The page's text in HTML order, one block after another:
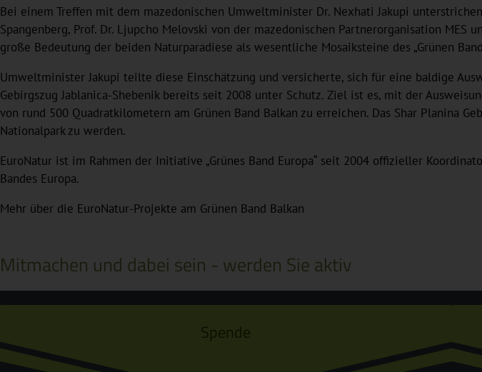
Bei einem Treffen mit dem mazedonischen Umweltminister Dr. Nexhati Jakupi
Spangenberg, Prof. Dr. Ljupcho Melovski von der mazedonischen Partnerorganisation
große Bedeutung der beiden Naturparadiese als wesentliche Mosaiksteine des „Grünen
Umweltminister Jakupi teilte diese Einschätzung und versicherte, sich für eine baldige
Gebirgszug Jablanica-Shebenik bereits seit 2008 unter Schutz. Ziel ist es, mit der
von rund 500 Quadratkilometern am Grünen Band Balkan zu erreichen. Das Shar Planina
Nationalpark zu werden.
EuroNatur ist im Rahmen der Initiative „Grünes Band Europa“ seit 2004 offizieller
Bandes Europa.
Mehr über die EuroNatur-Projekte am Grünen Band Balkan
Mitmachen und dabei sein - werden Sie aktiv
Spende